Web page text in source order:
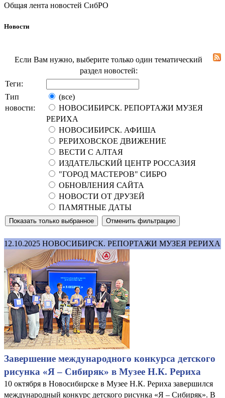
Общая лента новостей СибРО
Новости
Если Вам нужно, выберите только один тематический
раздел новостей:
Теги:
Тип
новости:
(все)
НОВОСИБИРСК. РЕПОРТАЖИ МУЗЕЯ
РЕРИХА
НОВОСИБИРСК. АФИША
РЕРИХОВСКОЕ ДВИЖЕНИЕ
ВЕСТИ С АЛТАЯ
ИЗДАТЕЛЬСКИЙ ЦЕНТР РОССАЗИЯ
"ГОРОД МАСТЕРОВ" СИБРО
ОБНОВЛЕНИЯ САЙТА
НОВОСТИ ОТ ДРУЗЕЙ
ПАМЯТНЫЕ ДАТЫ
12.10.2025 НОВОСИБИРСК. РЕПОРТАЖИ МУЗЕЯ РЕРИХА
Завершение международного конкурса детского
рисунка «Я – Сибиряк» в Музее Н.К. Рериха
10 октября в Новосибирске в Музее Н.К. Рериха завершился
международный конкурс детского рисунка «Я – Сибиряк». В